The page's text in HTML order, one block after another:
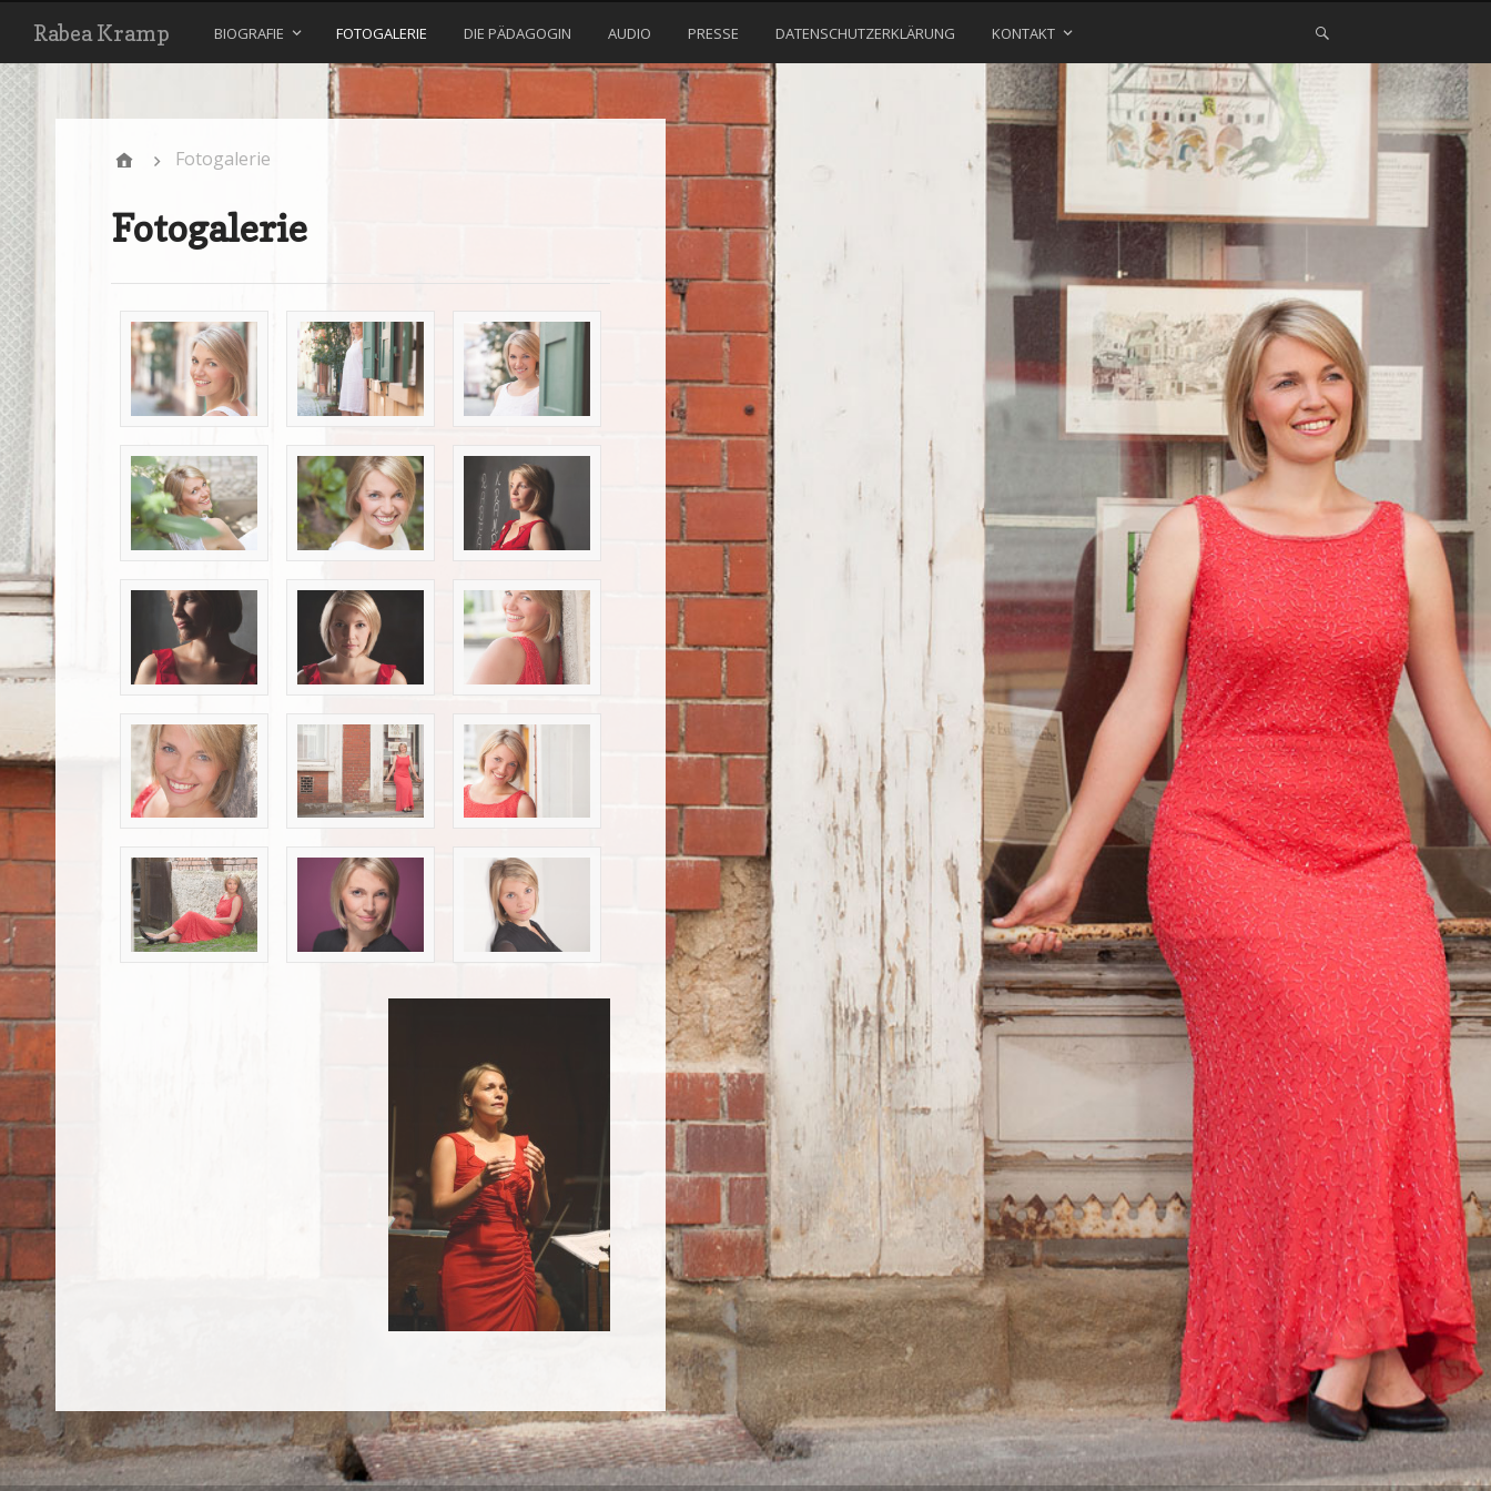
Rabea Kramp BIOGRAFIE FOTOGALERIE DIE PÄDAGOGIN AUDIO PRESSE DATENSCHUTZERKLÄRUNG KONTAKT
Fotogalerie
Fotogalerie